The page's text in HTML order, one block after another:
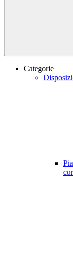
Categorie